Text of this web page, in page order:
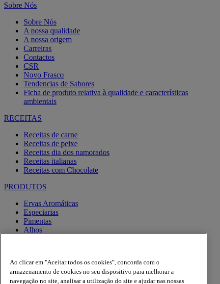
Sobre Nós
Sobre Nós
A nossa qualidade
A nossa origem
Carreiras
Contactos
CSR
Novo Frasco
Tendencias de Sabores
Ficha de produto relativa à qualidade e características
ambientais
RECEITAS
Receitas de carne
Receitas de peixe
Receitas dia dos namorados
Receitas italianas
Receitas com Chocolate
PRODUTOS
Ervas Aromáticas
Especiarias
Pimentas
Alhos
Express
Facebook
Ao clicar em "Aceitar todos os cookies", concorda com o
armazenamento de cookies no seu dispositivo para melhorar a
navegação no site, analisar a utilização do site e ajudar nas nossas